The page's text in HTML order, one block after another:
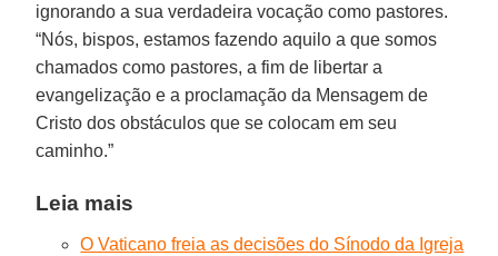
ignorando a sua verdadeira vocação como pastores.
“Nós, bispos, estamos fazendo aquilo a que somos
chamados como pastores, a fim de libertar a
evangelização e a proclamação da Mensagem de
Cristo dos obstáculos que se colocam em seu
caminho.”
Leia mais
O Vaticano freia as decisões do Sínodo da Igreja